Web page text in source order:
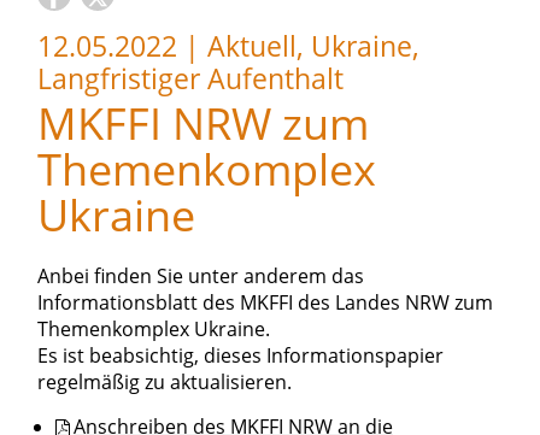
12.05.2022 | Aktuell, Ukraine,
Langfristiger Aufenthalt
MKFFI NRW zum
Themenkomplex
Ukraine
Anbei finden Sie unter anderem das
Informationsblatt des MKFFI des Landes NRW zum
Themenkomplex Ukraine.
Es ist beabsichtig, dieses Informationspapier
regelmäßig zu aktualisieren.
Anschreiben des MKFFI NRW an die